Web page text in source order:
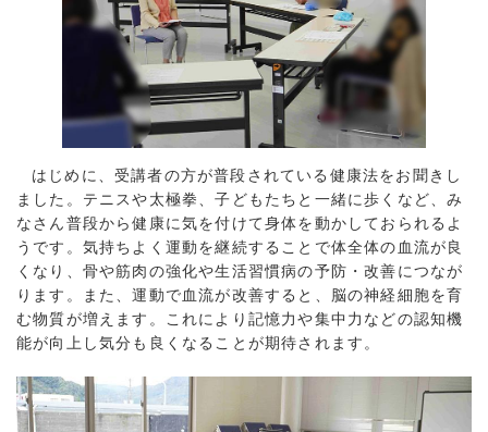
はじめに、受講者の方が普段されている健康法をお聞きし
ました。テニスや太極拳、子どもたちと一緒に歩くなど、み
なさん普段から健康に気を付けて身体を動かしておられるよ
うです。気持ちよく運動を継続することで体全体の血流が良
くなり、骨や筋肉の強化や生活習慣病の予防・改善につなが
ります。また、運動で血流が改善すると、脳の神経細胞を育
む物質が増えます。これにより記憶力や集中力などの認知機
能が向上し気分も良くなることが期待されます。